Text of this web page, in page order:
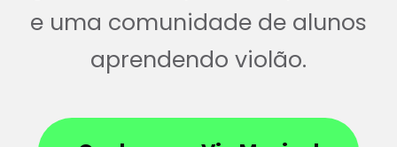
e uma comunidade de alunos
aprendendo violão.